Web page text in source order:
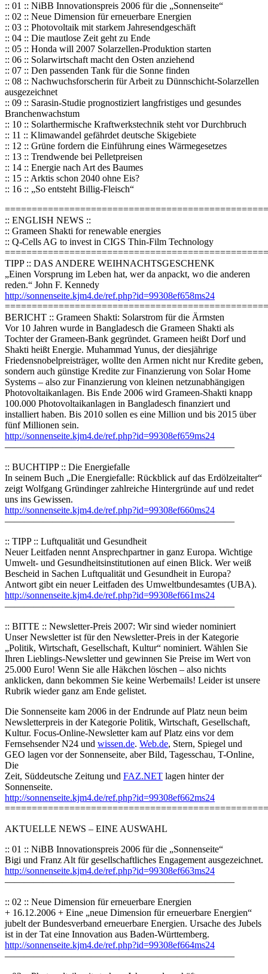
:: 01 :: NiBB Innovationspreis 2006 für die „Sonnenseite“
:: 02 :: Neue Dimension für erneuerbare Energien
:: 03 :: Photovoltaik mit starkem Jahresendgeschäft
:: 04 :: Die mautlose Zeit geht zu Ende
:: 05 :: Honda will 2007 Solarzellen-Produktion starten
:: 06 :: Solarwirtschaft macht den Osten anziehend
:: 07 :: Den passenden Tank für die Sonne finden
:: 08 :: Nachwuchsforscherin für Arbeit zu Dünnschicht-Solarzellen
ausgezeichnet
:: 09 :: Sarasin-Studie prognostiziert langfristiges und gesundes
Branchenwachstum
:: 10 :: Solarthermische Kraftwerkstechnik steht vor Durchbruch
:: 11 :: Klimawandel gefährdet deutsche Skigebiete
:: 12 :: Grüne fordern die Einführung eines Wärmegesetzes
:: 13 :: Trendwende bei Pelletpreisen
:: 14 :: Energie nach Art des Baumes
:: 15 :: Arktis schon 2040 ohne Eis?
:: 16 :: „So entsteht Billig-Fleisch“
:: ENGLISH NEWS ::
:: Grameen Shakti for renewable energies
:: Q-Cells AG to invest in CIGS Thin-Film Technology
TIPP :: DAS ANDERE WEIHNACHTSGESCHENK
„Einen Vorsprung im Leben hat, wer da anpackt, wo die anderen
reden.“ John F. Kennedy
http://sonnenseite.kjm4.de/ref.php?id=99308ef658ms24
BERICHT :: Grameen Shakti: Solarstrom für die Ärmsten
Vor 10 Jahren wurde in Bangladesch die Grameen Shakti als
Tochter der Grameen-Bank gegründet. Grameen heißt Dorf und
Shakti heißt Energie. Muhammad Yunus, der diesjährige
Friedensnobelpreisträger, wollte den Armen nicht nur Kredite geben,
sondern auch günstige Kredite zur Finanzierung von Solar Home
Systems – also zur Finanzierung von kleinen netzunabhängigen
Photovoltaikanlagen. Bis Ende 2006 wird Grameen-Shakti knapp
100.000 Photovoltaikanlagen in Bangladesch finanziert und
installiert haben. Bis 2010 sollen es eine Million und bis 2015 über
fünf Millionen sein.
http://sonnenseite.kjm4.de/ref.php?id=99308ef659ms24
————————————————————————
:: BUCHTIPP :: Die Energiefalle
In seinem Buch „Die Energiefalle: Rückblick auf das Erdölzeitalter“
zeigt Wolfgang Gründinger zahlreiche Hintergründe auf und redet
uns ins Gewissen.
http://sonnenseite.kjm4.de/ref.php?id=99308ef660ms24
————————————————————————
:: TIPP :: Luftqualität und Gesundheit
Neuer Leitfaden nennt Ansprechpartner in ganz Europa. Wichtige
Umwelt- und Gesundheitsinstitutionen auf einen Blick. Wer weiß
Bescheid in Sachen Luftqualität und Gesundheit in Europa?
Antwort gibt ein neuer Leitfaden des Umweltbundesamtes (UBA).
http://sonnenseite.kjm4.de/ref.php?id=99308ef661ms24
————————————————————————
:: BITTE :: Newsletter-Preis 2007: Wir sind wieder nominiert
Unser Newsletter ist für den Newsletter-Preis in der Kategorie
„Politik, Wirtschaft, Gesellschaft, Kultur“ nominiert. Wählen Sie
Ihren Lieblings-Newsletter und gewinnen Sie Preise im Wert von
25.000 Euro! Wenn Sie alle Häkchen löschen – also nichts
anklicken, dann bekommen Sie keine Werbemails! Leider ist unsere
Rubrik wieder ganz am Ende gelistet.
Die Sonnenseite kam 2006 in der Endrunde auf Platz neun beim
Newsletterpreis in der Kategorie Politik, Wirtschaft, Gesellschaft,
Kultur. Focus-Online-Newsletter kam auf Platz eins vor dem
Fernsehsender N24 und wissen.de. Web.de, Stern, Spiegel und
GEO lagen vor der Sonnenseite, aber Bild, Tagesschau, T-Online,
Die
Zeit, Süddeutsche Zeitung und FAZ.NET lagen hinter der
Sonnenseite.
http://sonnenseite.kjm4.de/ref.php?id=99308ef662ms24
AKTUELLE NEWS – EINE AUSWAHL
:: 01 :: NiBB Innovationspreis 2006 für die „Sonnenseite“
Bigi und Franz Alt für gesellschaftliches Engagement ausgezeichnet.
http://sonnenseite.kjm4.de/ref.php?id=99308ef663ms24
————————————————————————
:: 02 :: Neue Dimension für erneuerbare Energien
+ 16.12.2006 + Eine „neue Dimension für erneuerbare Energien“
jubelt der Bundesverband erneuerbare Energien. Ursache des Jubels
ist in der Tat eine Innovation aus Baden-Württemberg.
http://sonnenseite.kjm4.de/ref.php?id=99308ef664ms24
————————————————————————